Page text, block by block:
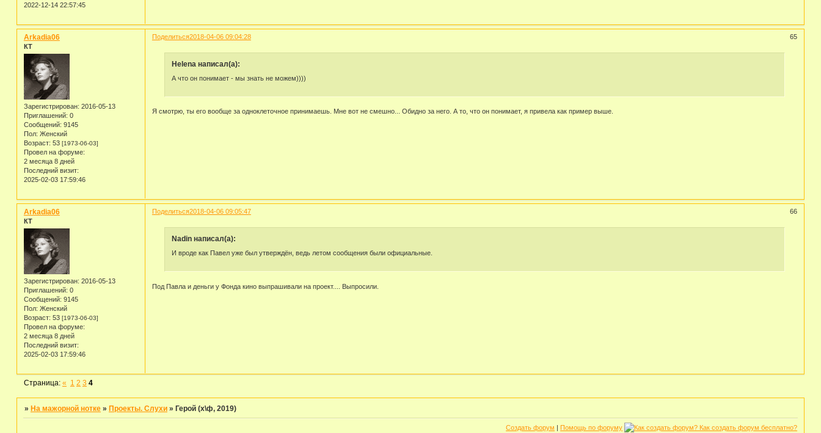
2022-12-14 22:57:45
Поделиться 65
2018-04-06 09:04:28
Arkadia06
КТ
Зарегистрирован: 2016-05-13
Приглашений: 0
Сообщений: 9145
Пол: Женский
Возраст: 53 [1973-06-03]
Провел на форуме:
2 месяца 8 дней
Последний визит:
2025-02-03 17:59:46
Helena написал(а):
А что он понимает - мы знать не можем))))
Я смотрю, ты его вообще за одноклеточное принимаешь. Мне вот не смешно... Обидно за него. А то, что он понимает, я привела как пример выше.
Поделиться 66
2018-04-06 09:05:47
Arkadia06
КТ
Зарегистрирован: 2016-05-13
Приглашений: 0
Сообщений: 9145
Пол: Женский
Возраст: 53 [1973-06-03]
Провел на форуме:
2 месяца 8 дней
Последний визит:
2025-02-03 17:59:46
Nadin написал(а):
И вроде как Павел уже был утверждён, ведь летом сообщения были официальные.
Под Павла и деньги у Фонда кино выпрашивали на проект.... Выпросили.
Страница: « 1 2 3 4
» На мажорной нотке » Проекты. Слухи » Герой (х\ф, 2019)
Создать форум Помощь по форуму